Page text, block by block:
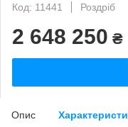
Код: 11441
Роздріб
2 648 250 ₴
Опис